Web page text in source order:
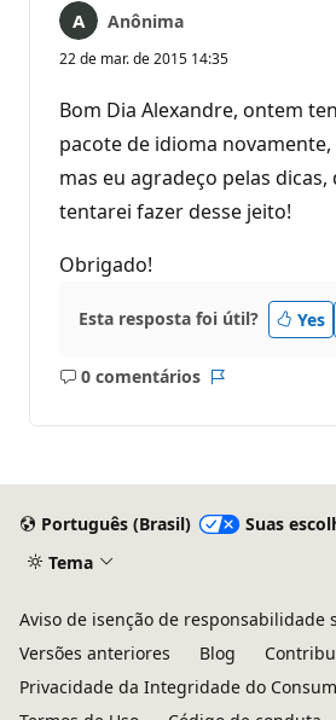
Anônima
22 de mar. de 2015 14:35
Bom Dia Alexandre, ontem
pacote de idioma novamente,
mas eu agradeço pelas dicas,
tentarei fazer desse jeito!
Obrigado!
Esta resposta foi útil? Yes
0 comentários
Sem
Português (Brasil)
Suas
Tema
Aviso de isenção de responsabilidade
Versões anteriores
Blog
Privacidade da Integridade do